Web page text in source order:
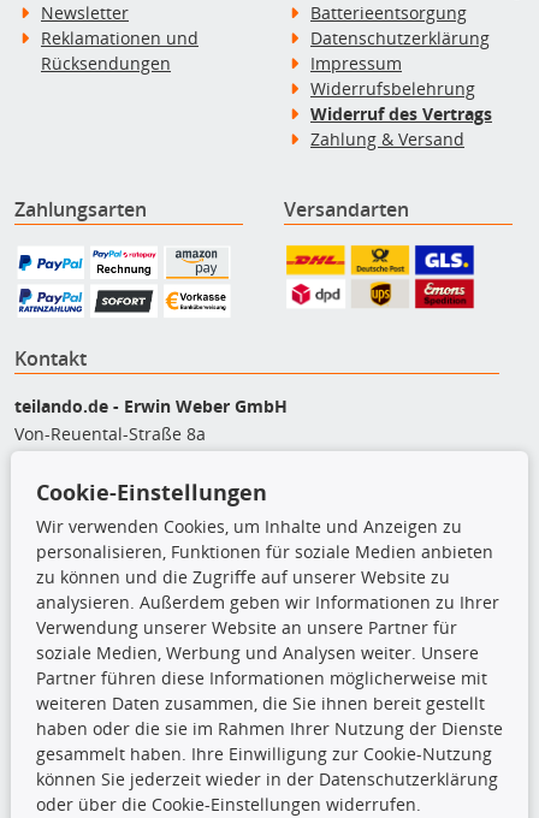
Newsletter
Reklamationen und
Rücksendungen
Batterieentsorgung
Datenschutzerklärung
Impressum
Widerrufsbelehrung
Widerruf des Vertrags
Zahlung & Versand
Zahlungsarten Versandarten
Kontakt
teilando.de - Erwin Weber GmbH
Von-Reuental-Straße 8a
+49 (0) 8165 / 5093200
shop@teilando.de
Top Produkte
Beleuchtung
Bremsbeläge
Bremsscheiben
Kupplungssatz
Querlenker
Radlager
Stoßdämpfer
Cookie-Einstellungen
Wir verwenden Cookies, um Inhalte und Anzeigen zu
personalisieren, Funktionen für soziale Medien anbieten
zu können und die Zugriffe auf unserer Website zu
analysieren. Außerdem geben wir Informationen zu Ihrer
Verwendung unserer Website an unsere Partner für
soziale Medien, Werbung und Analysen weiter. Unsere
Partner führen diese Informationen möglicherweise mit
weiteren Daten zusammen, die Sie ihnen bereit gestellt
haben oder die sie im Rahmen Ihrer Nutzung der Dienste
gesammelt haben. Ihre Einwilligung zur Cookie-Nutzung
können Sie jederzeit wieder in der Datenschutzerklärung
oder über die Cookie-Einstellungen widerrufen.